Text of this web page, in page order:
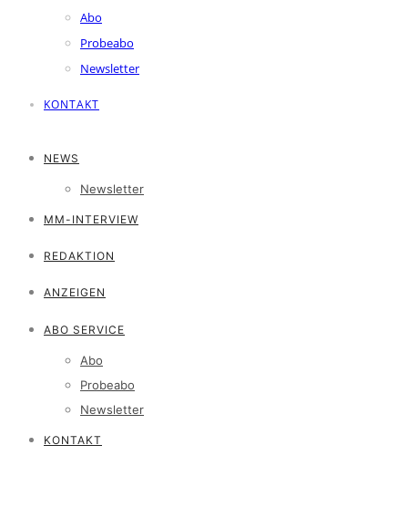
Abo
Probeabo
Newsletter
KONTAKT
NEWS
Newsletter
MM-INTERVIEW
REDAKTION
ANZEIGEN
ABO SERVICE
Abo
Probeabo
Newsletter
KONTAKT